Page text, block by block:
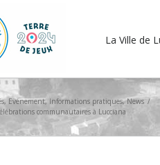
La Ville de
, Evénement, Informations pratiques,News /
communautaires à Lucciana